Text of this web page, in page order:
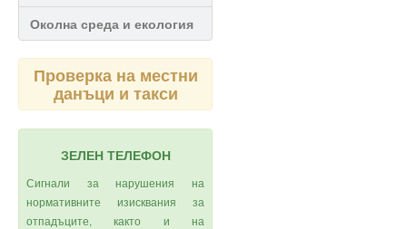
Околна среда и екология
Проверка на местни
данъци и такси
ЗЕЛЕН ТЕЛЕФОН
Сигнали за нарушения на
нормативните изисквания за
отпадъците, както и на